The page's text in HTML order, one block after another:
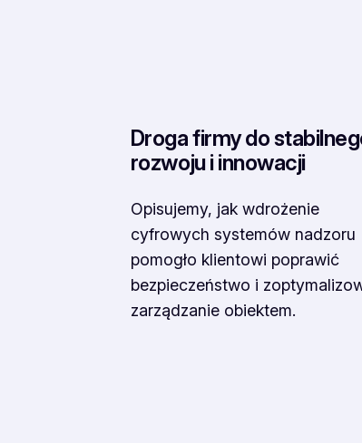
Droga firmy do
rozwoju i innowacji
Opisujemy, jak wdrożenie
cyfrowych systemów nadzoru
pomogło klientowi poprawić
bezpieczeństwo i
zarządzanie obiektem.